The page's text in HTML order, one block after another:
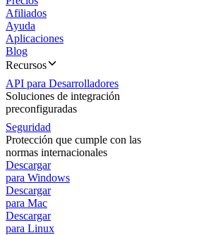
Afiliados
Ayuda
Aplicaciones
Blog
Recursos
API para Desarrolladores
Soluciones de integración
preconfiguradas
Seguridad
Protección que cumple con las
normas internacionales
Descargar
para Windows
Descargar
para Mac
Descargar
para Linux